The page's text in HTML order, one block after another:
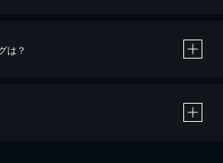
ジットカード決済による作品の購入 / レンタルです。
は？